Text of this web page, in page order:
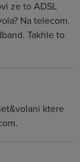
ze to ADSL
Na telecom.
Takhle to
ktere